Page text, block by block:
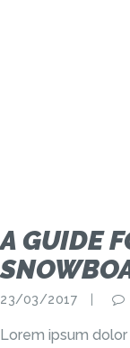
A GUIDE
23/03/2017
Lorem ipsum